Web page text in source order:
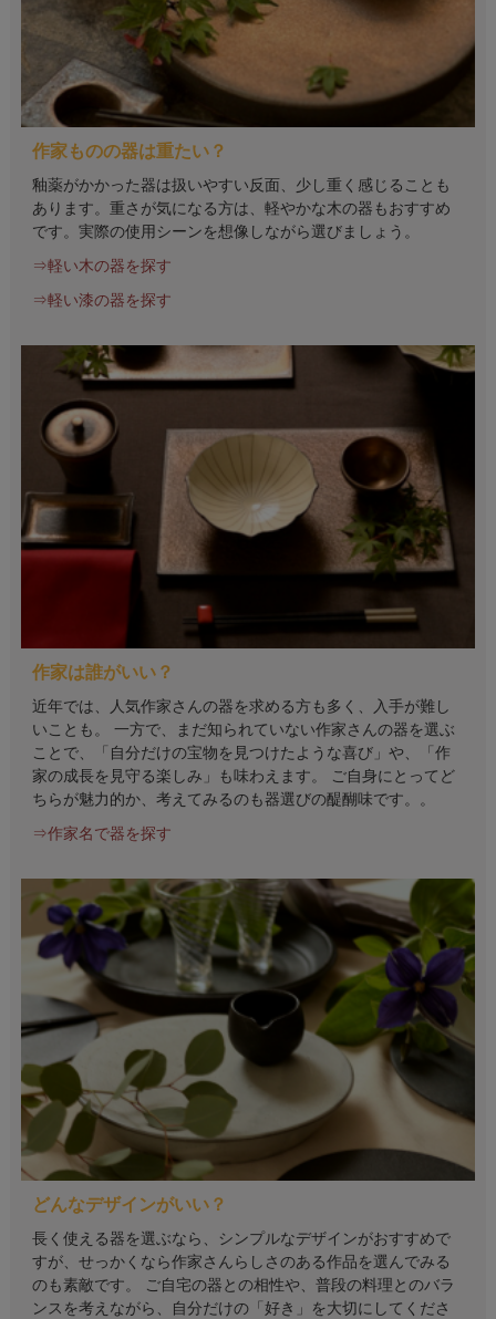
作家ものの器は重たい？
釉薬がかかった器は扱いやすい反面、少し重く感じることも
あります。重さが気になる方は、軽やかな木の器もおすすめ
です。実際の使用シーンを想像しながら選びましょう。
⇒軽い木の器を探す
⇒軽い漆の器を探す
作家は誰がいい？
近年では、人気作家さんの器を求める方も多く、入手が難し
いことも。 一方で、まだ知られていない作家さんの器を選ぶ
ことで、「自分だけの宝物を見つけたような喜び」や、「作
家の成長を見守る楽しみ」も味わえます。 ご自身にとってど
ちらが魅力的か、考えてみるのも器選びの醍醐味です。。
⇒作家名で器を探す
どんなデザインがいい？
長く使える器を選ぶなら、シンプルなデザインがおすすめで
すが、せっかくなら作家さんらしさのある作品を選んでみる
のも素敵です。 ご自宅の器との相性や、普段の料理とのバラ
ンスを考えながら、自分だけの「好き」を大切にしてくださ